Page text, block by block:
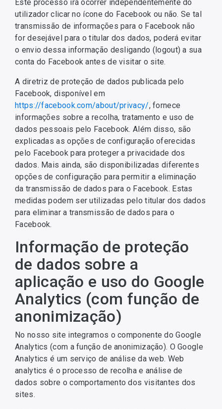
Este processo irá ocorrer independentemente do
utilizador clicar no ícone do Facebook ou não. Se tal
transmissão de informações para o Facebook não
for desejável para o titular dos dados, poderá evitar
o envio dessa informação desligando (logout) a sua
conta do Facebook antes de visitar o site.
A diretriz de proteção de dados publicada pelo
Facebook, disponível em
https://facebook.com/about/privacy/, fornece
informações sobre a recolha, tratamento e uso de
dados pessoais pelo Facebook. Além disso, são
explicadas as opções de configuração oferecidas
pelo Facebook para proteger a privacidade dos
dados. Mais ainda, são disponibilizadas diferentes
opções de configuração para permitir a eliminação
da transmissão de dados para o Facebook. Estas
medidas podem ser utilizadas pelo titular dos dados
para eliminar a transmissão de dados para o
Facebook.
Informação de proteção
de dados sobre a
aplicação e uso do Google
Analytics (com função de
anonimização)
No nosso site integramos o componente do Google
Analytics (com a função de anonimização). O Google
Analytics é um serviço de análise da web. Web
analytics é o processo de recolha e análise de
dados sobre o comportamento dos visitantes dos
sites.